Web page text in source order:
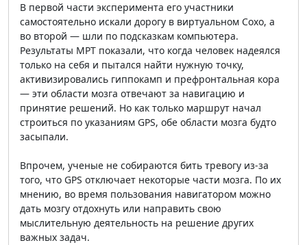
В первой части эксперимента его участники
самостоятельно искали дорогу в виртуальном Сохо, а
во второй — шли по подсказкам компьютера.
Результаты МРТ показали, что когда человек надеялся
только на себя и пытался найти нужную точку,
активизировались гиппокамп и префронтальная кора
— эти области мозга отвечают за навигацию и
принятие решений. Но как только маршрут начал
строиться по указаниям GPS, обе области мозга будто
засыпали.
Впрочем, ученые не собираются бить тревогу из-за
того, что GPS отключает некоторые части мозга. По их
мнению, во время пользования навигатором можно
дать мозгу отдохнуть или направить свою
мыслительную деятельность на решение других
важных задач.